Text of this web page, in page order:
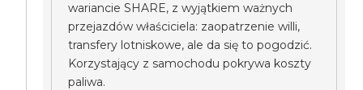
wariancie SHARE, z wyjątkiem ważnych
przejazdów właściciela: zaopatrzenie willi,
transfery lotniskowe, ale da się to pogodzić.
Korzystający z samochodu pokrywa koszty
paliwa.